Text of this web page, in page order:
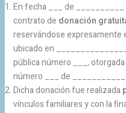
En fecha ___ de
contrato de donación
reservándose expresamente
ubicado en
pública número ___,
número ___ de
Dicha donación fue realizada
vínculos familiares y con la